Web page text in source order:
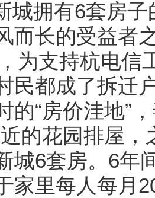
城拥有6套房
而长的受益者
为支持杭电信
民都成了拆迁
的“房价洼地”
的花园排屋
城6套房。6年
家里每人每月